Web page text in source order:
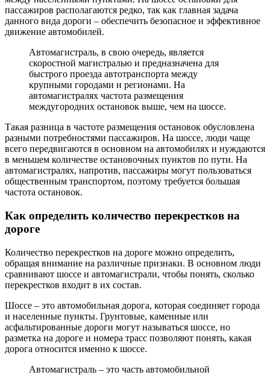
пассажиров располагаются редко, так как главная задача
данного вида дороги – обеспечить безопасное и эффективное
движение автомобилей.
Автомагистраль, в свою очередь, является
скоростной магистралью и предназначена для
быстрого проезда автотранспорта между
крупными городами и регионами. На
автомагистралях частота размещения
междугородних остановок выше, чем на шоссе.
Такая разница в частоте размещения остановок обусловлена
разными потребностями пассажиров. На шоссе, люди чаще
всего передвигаются в основном на автомобилях и нуждаются
в меньшем количестве остановочных пунктов по пути. На
автомагистралях, напротив, пассажиры могут пользоваться
общественным транспортом, поэтому требуется большая
частота остановок.
Как определить количество перекрестков на
дороге
Количество перекрестков на дороге можно определить,
обращая внимание на различные признаки. В основном люди
сравнивают шоссе и автомагистрали, чтобы понять, сколько
перекрестков входит в их состав.
Шоссе – это автомобильная дорога, которая соединяет города
и населенные пункты. Грунтовые, каменные или
асфальтированные дороги могут называться шоссе, но
разметка на дороге и номера трасс позволяют понять, какая
дорога относится именно к шоссе.
Автомагистраль – это часть автомобильной